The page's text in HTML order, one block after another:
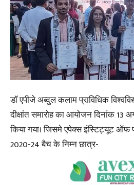
डॉ एपीजे अब्दुल कलाम प्राविधिक
दीक्षांत समारोह का आयोजन दिनांक 13
किया गया। जिसमे एपेक्स इंस्टिट्यूट ऑफ
2020-24 बैच के निम्न छात्र-